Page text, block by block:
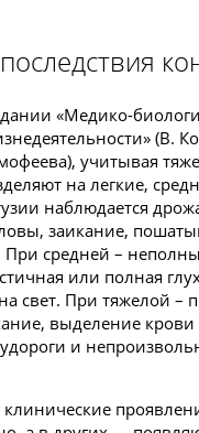
«Медико-
(В.
учитывая
на легкие,
наблюдается
заикание,
При средней –
или полная
свет. При тяжелой –
выделение
и